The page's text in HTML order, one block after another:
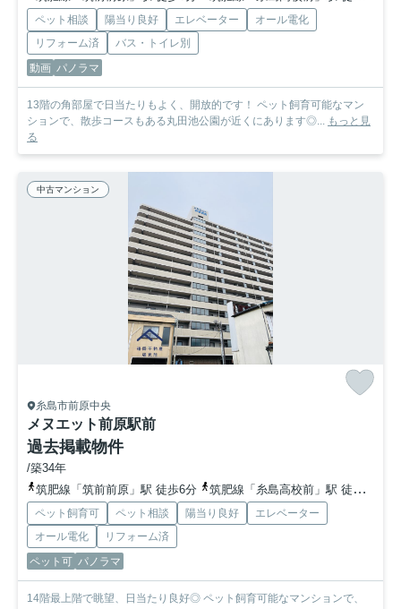
ペット相談 陽当り良好 エレベーター
オール電化
リフォーム済
バス・トイレ別
動画 パノラマ
13階の角部屋で日当たりもよく、開放的です！ ペット飼育可能なマン
ションで、散歩コースもある丸田池公園が近くにあります◎... もっと見
る
中古マンション
糸島市前原中央
メヌエット前原駅前
過去掲載物件
/築34年
筑肥線「筑前前原」駅 徒歩6分
筑肥線「糸島高校前」駅 徒歩20分
ペット飼育可 ペット相談 陽当り良好
エレベーター
オール電化
リフォーム済
ペット可 パノラマ
14階最上階で眺望、日当たり良好◎ ペット飼育可能なマンションで、